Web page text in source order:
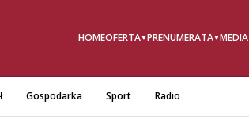
HOMEOFERTA PRENUMERATA MEDIA
Gospodarka Sport Radio